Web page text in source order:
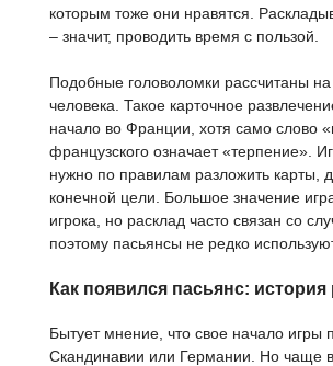
которым тоже они нравятся.
– значит, проводить время с пользой.
Подобные головоломки рассчитаны на
человека. Такое карточное
начало во Франции, хотя само слово
французского означает «терпение».
нужно по правилам разложить карты,
конечной цели. Большое значение
игрока, но расклад часто связан со
поэтому пасьянсы не редко
Как появился пасьянс: история
Бытует мнение, что свое начало игры
Скандинавии или Германии. Но чаще